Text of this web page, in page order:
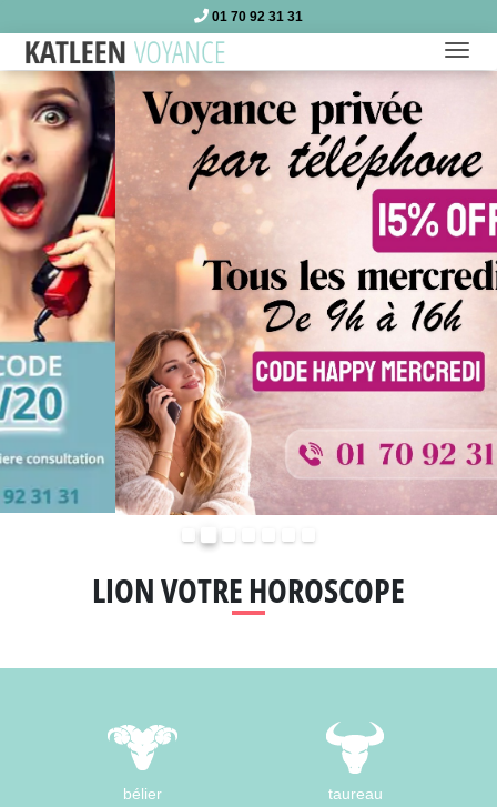
01 70 92 31 31
LION VOTRE HOROSCOPE
bélier taureau